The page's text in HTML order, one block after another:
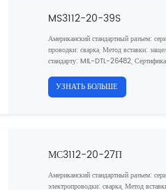
MS3112-20-39S
Американский стандартный разъем:
проводки: сварка, Метод вставки:
стандарту: MIL-DTL-26482,
УЗНАТЬ БОЛЬШЕ
МС3112-20-27П
Американский стандартный разъем:
электропроводки: сварка, Метод